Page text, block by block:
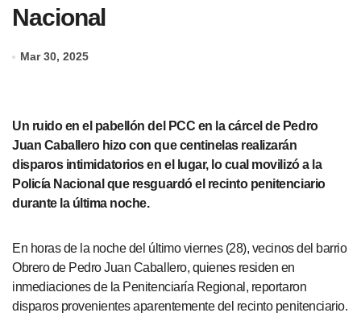
Nacional
Mar 30, 2025
Un ruido en el pabellón del PCC en la cárcel de Pedro
Juan Caballero hizo con que centinelas realizarán
disparos intimidatorios en el lugar, lo cual movilizó a la
Policía Nacional que resguardó el recinto penitenciario
durante la última noche.
En horas de la noche del último viernes (28), vecinos del barrio
Obrero de Pedro Juan Caballero, quienes residen en
inmediaciones de la Penitenciaría Regional, reportaron
disparos provenientes aparentemente del recinto penitenciario.